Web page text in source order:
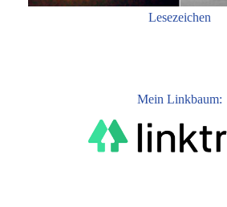
Lesezeichen
Mein Linkbaum: